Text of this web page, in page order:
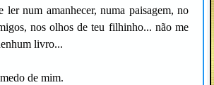
ler num amanhecer, numa paisagem, no
nos olhos de teu filhinho... não me
livro...
de mim.